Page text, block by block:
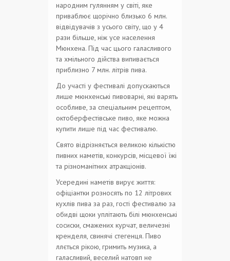
народним гулянням у світі, яке
приваблює щорічно близько 6 млн.
відвідувачів з усього світу, що у 4
рази більше, ніж усе населення
Мюнхена. Під час цього галасливого
та хмільного дійства випивається
приблизно 7 млн. літрів пива.
До участі у фестивалі допускаються
лише мюнхенські пивоварні, які варять
особливе, за спеціальним рецептом,
октоберфестівське пиво, яке можна
купити лише під час фестивалю.
Свято відрізняється великою кількістю
пивних наметів, конкурсів, місцевої їжі
та різноманітних атракціонів.
Усередині наметів вирує життя:
офіціантки розносять по 12 літрових
кухлів пива за раз, гості фестивалю за
обидві щоки уплітають білі мюнхенські
сосиски, смажених курчат, величезні
кренделя, свинячі стегенця. Пиво
ллється рікою, гримить музика, а
галасливий, веселий натовп не